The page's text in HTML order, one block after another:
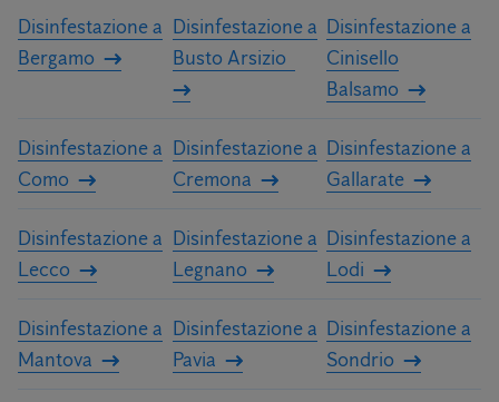
Disinfestazione a
Bergamo
Disinfestazione a
Busto Arsizio
Disinfestazione a
Cinisello
Balsamo
Disinfestazione a
Como
Disinfestazione a
Cremona
Disinfestazione a
Gallarate
Disinfestazione a
Lecco
Disinfestazione a
Legnano
Disinfestazione a
Lodi
Disinfestazione a
Mantova
Disinfestazione a
Pavia
Disinfestazione a
Sondrio